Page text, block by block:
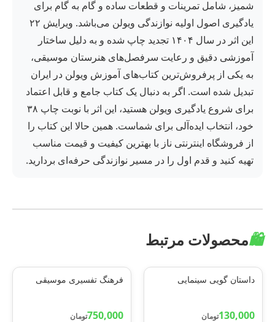
شمیز، شامل تمرینات و قطعات ساده و گام به گام برای
یادگیری اصول اولیه نوازندگی ویولن می‌باشد. ویرایش ۲۲
این اثر در سال ۱۴۰۴ تجدید چاپ شده و به دلیل ساختار
آموزشی دقیق و رعایت سرفصل‌های هنرستان موسیقی،
به یکی از پرفروش‌ترین کتاب‌های آموزش ویولن در ایران
تبدیل شده است. اگر به دنبال یک کتاب جامع و قابل اعتماد
برای شروع یادگیری ویولن هستید، این اثر با نوبت چاپ ۳۸
خود، انتخاب ایده‌آلی برای شماست. همین حالا این کتاب را
از فروشگاه اینترنتی ناز با بهترین کیفیت و قیمت مناسب
تهیه کنید و قدم اول را در مسیر نوازندگی حرفه‌ای بردارید.
🛍️محصولات مرتبط
داستان گویی سینمایی
130,000تومان
فرهنگ تفسیری موسیقی
750,000تومان